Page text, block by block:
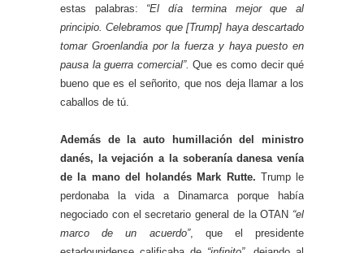
estas palabras: “El día termina mejor que al
principio. Celebramos que [Trump] haya descartado
tomar Groenlandia por la fuerza y ​​haya puesto en
pausa la guerra comercial”. Que es como decir qué
bueno que es el señorito, que nos deja llamar a los
caballos de tú.
Además de la auto humillación del ministro
danés, la vejación a la soberanía danesa venía
de la mano del holandés Mark Rutte. Trump le
perdonaba la vida a Dinamarca porque había
negociado con el secretario general de la OTAN “el
marco de un acuerdo”, que el presidente